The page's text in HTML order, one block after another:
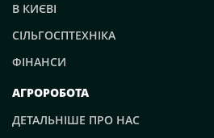
В КИЄВІ
СІЛЬГОСПТЕХНІКА
ФІНАНСИ
АГРОРОБОТА
ДЕТАЛЬНІШЕ ПРО НАС